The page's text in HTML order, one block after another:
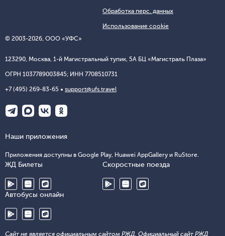
© 2003-2026, ООО «УФС»
123290, Москва, 1-й Магистральный тупик, 5А БЦ «Магистраль Плаза»
ОГРН 1037789003845; ИНН 7708510731
+7 (495) 269-83-65 support@ufs.travel
Обработка перс. данных
Использование cookie
Наши приложения
Приложения доступны в Google Play, Huawei AppGallery и RuStore.
ЖД Билеты Скоростные поезда
Автобусы онлайн
Сайт не является официальным сайтом РЖД. Официальный сайт РЖД